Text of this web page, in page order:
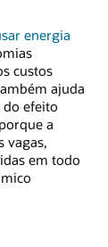
energia
custos
ajuda
do efeito
a
vagas,
em todo